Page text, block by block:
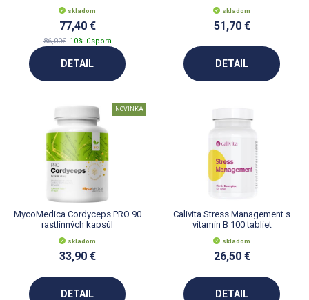
skladom
77,40 €
86,00€ 10% úspora
DETAIL
skladom
51,70 €
DETAIL
NOVINKA
MycoMedica Cordyceps PRO 90
rastlinných kapsúl
skladom
33,90 €
DETAIL
Calivita Stress Management s
vitamin B 100 tabliet
skladom
26,50 €
DETAIL